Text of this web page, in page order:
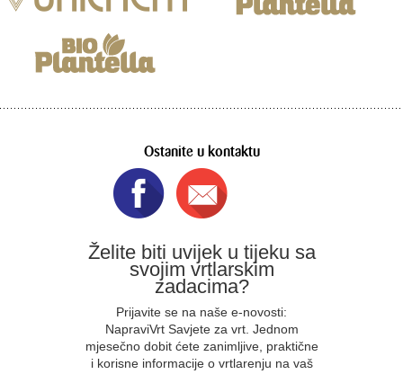
Ostanite u kontaktu
Želite biti uvijek u tijeku sa
svojim vrtlarskim
zadacima?
Prijavite se na naše e-novosti:
NapraviVrt Savjete za vrt. Jednom
mjesečno dobit ćete zanimljive, praktične
i korisne informacije o vrtlarenju na vaš